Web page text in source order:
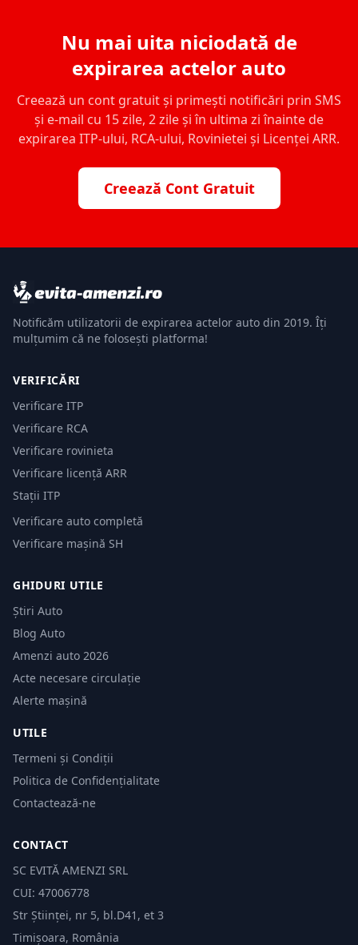
Nu mai uita niciodată de
expirarea actelor auto
Creează un cont gratuit și primești notificări prin SMS
și e-mail cu 15 zile, 2 zile și în ultima zi înainte de
expirarea ITP-ului, RCA-ului, Rovinietei și Licenței ARR.
Creează Cont Gratuit
Notificăm utilizatorii de expirarea actelor auto din 2019. Îți
mulțumim că ne folosești platforma!
VERIFICĂRI
Verificare ITP
Verificare RCA
Verificare rovinieta
Verificare licență ARR
Stații ITP
Verificare auto completă
Verificare mașină SH
GHIDURI UTILE
Știri Auto
Blog Auto
Amenzi auto 2026
Acte necesare circulație
Alerte mașină
UTILE
Termeni și Condiții
Politica de Confidențialitate
Contactează-ne
CONTACT
SC EVITĂ AMENZI SRL
CUI: 47006778
Str Științei, nr 5, bl.D41, et 3
Timișoara, România